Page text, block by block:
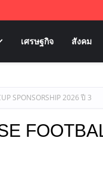
เศรษฐกิจ สังคม
SPONSORSHIP 2026 ปี 3